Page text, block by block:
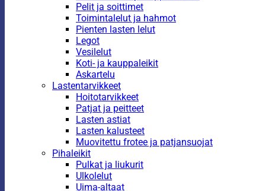
Pelit ja soittimet
Toimintalelut ja hahmot
Pienten lasten lelut
Legot
Vesilelut
Koti- ja kauppaleikit
Askartelu
Lastentarvikkeet
Hoitotarvikkeet
Patjat ja peitteet
Lasten astiat
Lasten kalusteet
Muovitettu frotee ja patjansuojat
Pihaleikit
Pulkat ja liukurit
Ulkolelut
Uima-altaat